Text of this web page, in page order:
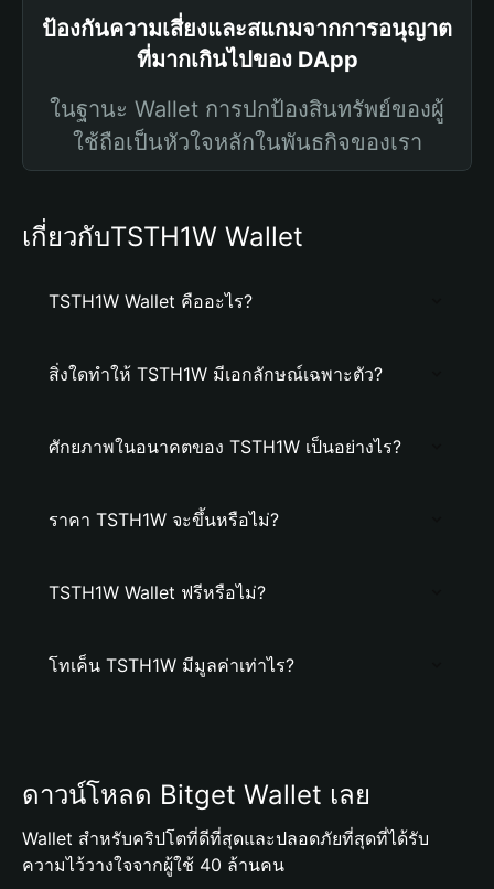
ป้องกันความเสี่ยงและสแกมจากการอนุญาต
ที่มากเกินไปของ DApp
ในฐานะ Wallet การปกป้องสินทรัพย์ของผู้
ใช้ถือเป็นหัวใจหลักในพันธกิจของเรา
เกี่ยวกับTSTH1W Wallet
TSTH1W Wallet คืออะไร?
สิ่งใดทำให้ TSTH1W มีเอกลักษณ์เฉพาะตัว?
ศักยภาพในอนาคตของ TSTH1W เป็นอย่างไร?
ราคา TSTH1W จะขึ้นหรือไม่?
TSTH1W Wallet ฟรีหรือไม่?
โทเค็น TSTH1W มีมูลค่าเท่าไร?
ดาวน์โหลด Bitget Wallet เลย
Wallet สำหรับคริปโตที่ดีที่สุดและปลอดภัยที่สุดที่ได้รับ
ความไว้วางใจจากผู้ใช้ 40 ล้านคน